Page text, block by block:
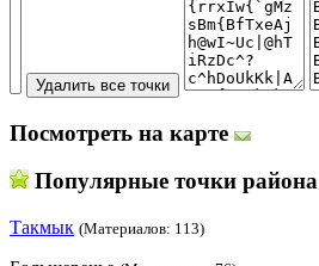
Посмотреть на карте
Популярные точки района
Такмык (Материалов: 113)